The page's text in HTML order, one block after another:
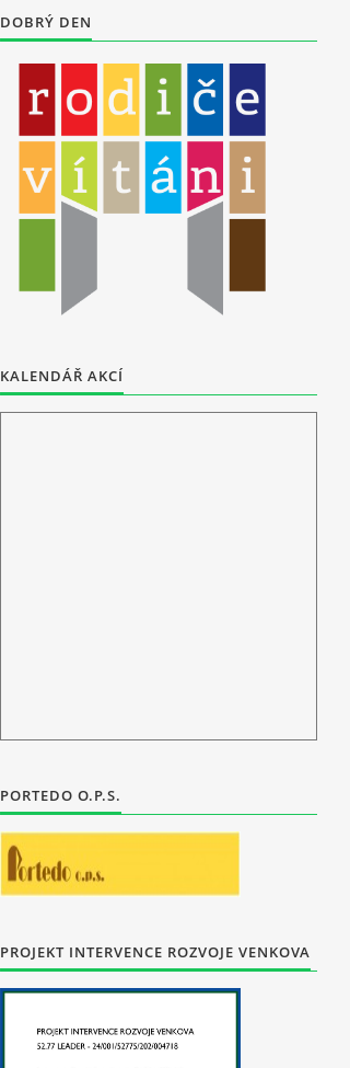
DOBRÝ DEN
KALENDÁŘ AKCÍ
PORTEDO O.P.S.
PROJEKT INTERVENCE ROZVOJE VENKOVA